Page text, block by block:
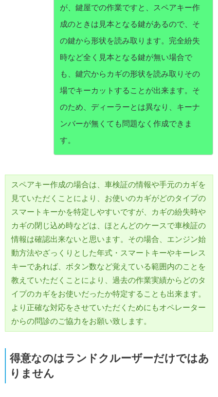
が、鍵屋での作業ですと、スペアキー作
成のときは見本となる鍵があるので、そ
の鍵から形状を読み取ります。完全紛失
時など全く見本となる鍵が無い場合で
も、鍵穴からカギの形状を読み取りその
場でキーカットすることが出来ます。そ
のため、ディーラーとは異なり、キーナ
ンバーが無くても問題なく作成できま
す。
スペアキー作成の場合は、車検証の情報や手元のカギを
見ていただくことにより、お使いのカギがどのタイプの
スマートキーかを特定しやすいですが、カギの紛失時や
カギの閉じ込め時などは、ほとんどのケースで車検証の
情報は確認出来ないと思います。その場合、エンジン始
動方法やざっくりとした年式・スマートキーやキーレス
キーであれば、ボタン数など覚えている範囲内のことを
教えていただくことにより、過去の作業実績からどのタ
イプのカギをお使いだったか特定することも出来ます。
より正確な対応をさせていただくためにもオペレーター
からの問診のご協力をお願い致します。
得意なのはランドクルーザーだけではあ
りません